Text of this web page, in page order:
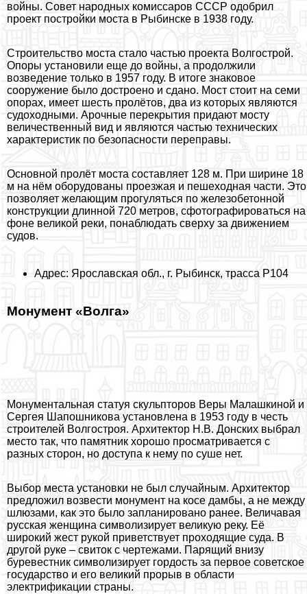
войны. Совет народных комиссаров СССР одобрил
проект постройки моста в Рыбинске в 1938 году.
Строительство моста стало частью проекта Волгострой.
Опоры установили еще до войны, а продолжили
возведение только в 1957 году. В итоге знаковое
сооружение было достроено и сдано. Мост стоит на семи
опорах, имеет шесть пролётов, два из которых являются
судоходными. Арочные перекрытия придают мосту
величественный вид и являются частью технических
хаpaктеристик по безопасности переправы.
Основной пролёт моста составляет 128 м. При ширине 18
м на нём оборудованы проезжая и пешеходная части. Это
позволяет желающим прогуляться по железобетонной
конструкции длинной 720 метров, сфотографироваться на
фоне великой реки, понаблюдать сверху за движением
судов.
Адрес: Ярославская обл., г. Рыбинск, трасса Р104
Монумент «Волга»
Монументальная статуя скульпторов Веры Малашкиной и
Сергея Шапошникова установлена в 1953 году в честь
строителей Волгостроя. Архитектор Н.В. Донских выбрал
место так, что памятник хорошо просматривается с
разных сторон, но доступа к нему по суше нет.
Выбор места установки не был случайным. Архитектор
предложил возвести монумент на косе дамбы, а не между
шлюзами, как это было запланировано ранее. Величавая
русская женщина символизирует великую реку. Её
широкий жест рукой приветствует проходящие суда. В
другой руке – свиток с чертежами. Парящий внизу
буревестник символизирует гордость за первое советское
государство и его великий прорыв в области
электрификации страны.